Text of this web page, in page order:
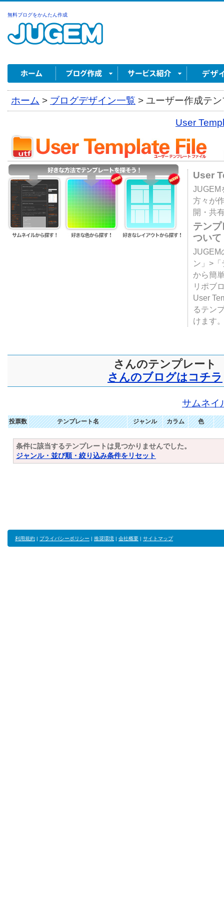
無料ブログをかんたん作成
ホーム > ブログデザイン一覧 > ユーザー作成テ
User
User
JUGEM
方々が
開・共
テン
ついて
JUGEM
ン」>
から簡
リポブ
User
るテン
けます
さんのテンプレート
さんのブログはコチラ
サムネイ
投票数 テンプレート名 ジャンル カラム 色
条件に該当するテンプレートは見つかりませんでした。
ジャンル・並び順・絞り込み条件をリセット
利用規約 | プライバシーポリシー | 推奨環境 | 会社概要 | サイトマップ